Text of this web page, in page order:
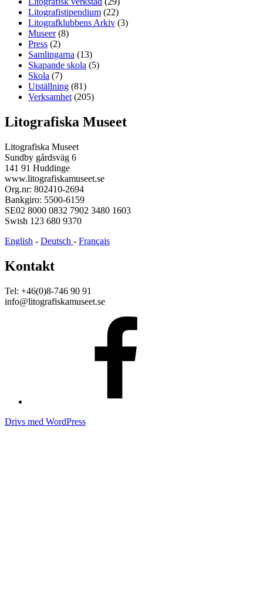
Litografistipendium (22)
Litografklubbens Arkiv (3)
Museer(8)
Press (2)
Samlingarna (13)
Skapande skola (5)
Skola (7)
Utställning (81)
Verksamhet (205)
Litografiska Museet
Litografiska Museet
Sundby gårdsväg 6
141 91 Huddinge
www.litografiskamuseet.se
Org.nr: 802410-2694
Bankgiro: 5500-6159
SE02 8000 0832 7902 3480 1603
Swish 123 680 9370
English - Deutsch - Français
Kontakt
Tel: +46(0)8-746 90 91
info@litografiskamuseet.se
Drivs med WordPress